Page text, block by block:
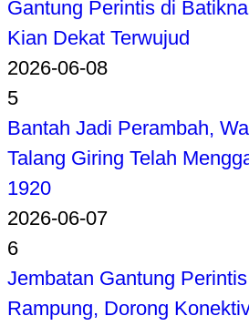
Gantung Perintis di
Kian Dekat Terwujud
2026-06-08
5
Bantah Jadi Perambah,
Talang Giring Telah
1920
2026-06-07
6
Jembatan Gantung
Rampung, Dorong